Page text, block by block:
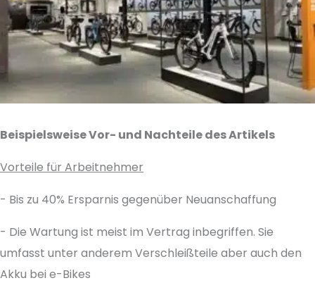
Beispielsweise Vor- und Nachteile des Artikels
Vorteile für Arbeitnehmer
- Bis zu 40% Ersparnis gegenüber Neuanschaffung
- Die Wartung ist meist im Vertrag inbegriffen. Sie
umfasst unter anderem Verschleißteile aber auch den
Akku bei e-Bikes